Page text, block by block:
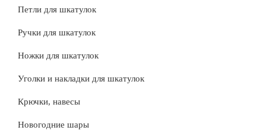
Петли для шкатулок
Ручки для шкатулок
Ножки для шкатулок
Уголки и накладки для шкатулок
Крючки, навесы
Новогодние шары